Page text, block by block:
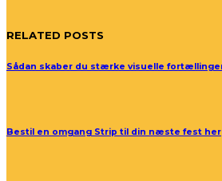
RELATED POSTS
Sådan skaber du stærke visuelle
Bestil en omgang Strip til din næste fest her